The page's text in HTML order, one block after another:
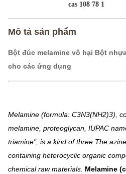
cas 108 78 1
Mô tả sản phẩm
Bột đúc melamine vô hại Bột
cho các ứng dụng
Melamine (formula: C3N3(NH2)3),
melamine, proteoglycan, IUPAC
triamine", is a kind of three The
containing heterocyclic organic
chemical raw materials. Melamine